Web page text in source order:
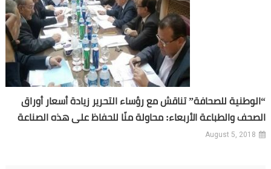
“الوطنية للصحافة” تناقش مع رؤساء التحرير زيادة أسعار أوراق
الصحف والطباعة الأربعاء: محاولة منّا للحفاظ على هذه الصناعة
August 5, 2018